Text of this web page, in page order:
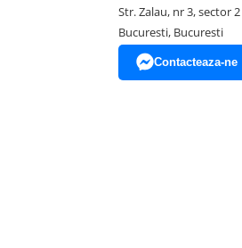
Str. Zalau, nr 3, sector 2
Bucuresti, Bucuresti
Contacteaza-ne